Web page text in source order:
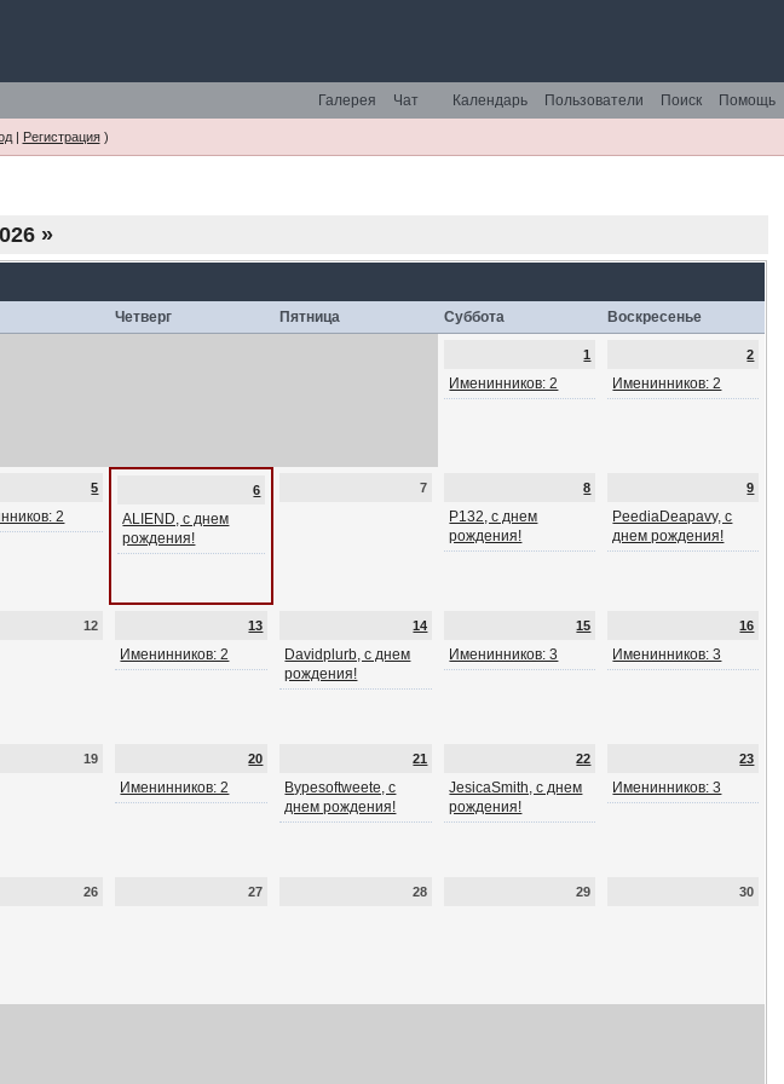
Помощь
Поиск
Пользователи
Календарь
Чат
Галерея
| Регистрация)
»
Четверг Пятница Суббота Воскресенье
1
Именинников: 2
2
Именинников: 2
5
2
6
ALIEND, с днем
рождения!
7 8
P132, с днем
рождения!
9
PeediaDeapavy, с
днем рождения!
12 13
Именинников: 2
14
Davidplurb, с днем
рождения!
15
Именинников: 3
16
Именинников: 3
19 20
Именинников: 2
21
Bypesoftweete, с
днем рождения!
22
JesicaSmith, с днем
рождения!
23
Именинников: 3
26 27 28 29 30